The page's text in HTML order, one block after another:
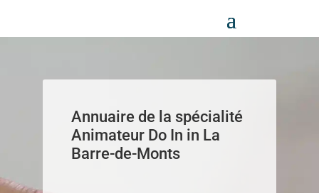
Annuaire de la spécialité
Animateur Do In in La
Barre-de-Monts